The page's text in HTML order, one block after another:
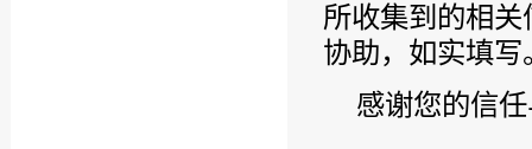
所收集到的相
协助，如实填写
感谢您的信